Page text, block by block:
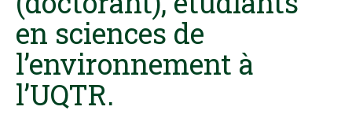
en sciences de
l’environnement à
l’UQTR.